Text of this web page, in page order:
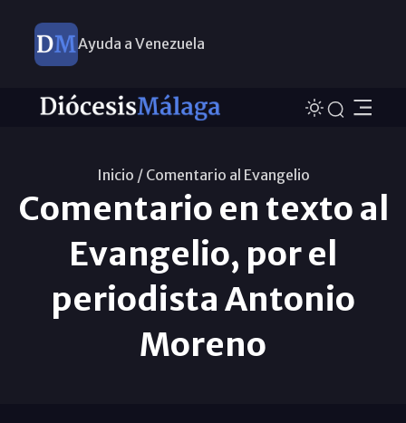
Ayuda a Venezuela
Inicio / Comentario al Evangelio
Comentario en texto al
Evangelio, por el
periodista Antonio
Moreno